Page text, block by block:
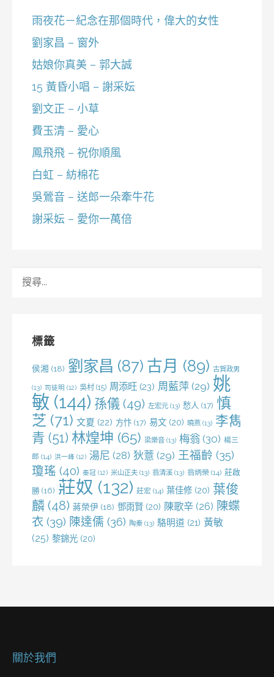
雨夜花－紀念在那個時代，偉大的女性
劉家昌 – 窗外
姑娘你真美 – 郭大誠
15 黃昏小唱 – 謝采妘
劉文正 – 小草
費玉清 – 愛心
鳳飛飛 – 祝你順風
白虹 – 紡棉花
吳鶯音 – 送郎一朵牽牛花
謝采妘 – 愛你一萬倍
標籤
侯湘 (18) 劉家昌 (87) 古月 (89) 古賀政男
(13) 司徒明 (12) 吳村 (15) 周添旺 (23) 周藍萍 (29) 姚
敏 (144) 孫儀 (49) 左宏元 (13) 愁人 (17) 慎
芝 (71) 文夏 (22) 方忭 (17) 易文 (20) 曉燕 (13) 李雋
青 (51) 林煌坤 (65) 梁樂音 (13) 梅翁 (30) 楊三
郎 (14) 洪一峰 (12) 湯尼 (28) 狄薏 (29) 王福齡 (35)
瓊瑤 (40) 秦冠 (12) 米山正夫 (13) 翁清溪 (13) 翁炳榮 (14) 莊啟
勝 (16) 莊奴 (132) 莊宏 (14) 葉佳修 (20) 葉俊
麟 (48) 蔣榮伊 (18) 鄧雨賢 (20) 陳歌辛 (26) 陳蝶
衣 (39) 陳達儒 (36) 陶秦 (13) 駱明道 (21) 黃敏
(25) 黎錦光 (20)
關於我們